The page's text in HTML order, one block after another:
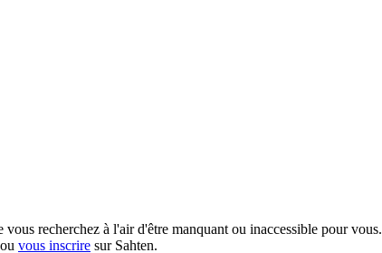
recherchez à l'air d'être manquant ou inaccessible pour vous.
vous inscrire sur Sahten.